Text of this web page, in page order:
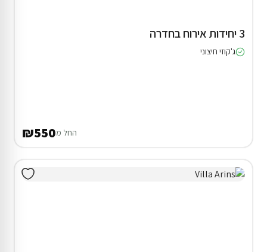
3 יחידות אירוח בחדרה
ג'קוזי חיצוני
החל מ₪550